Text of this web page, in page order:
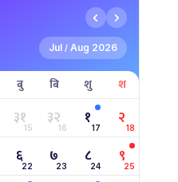
Jul / Aug 2026
बु बि शु श
३१15 ३२16 १17 २18
६22 ७23 ८24 ९25